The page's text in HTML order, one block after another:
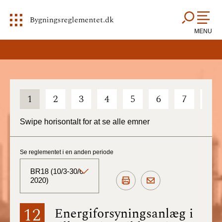
Bygningsreglementet.dk
MENU
1 2 3 4 5 6 7
Swipe horisontalt for at se alle emner
12 Energiforsyningsanlæg i
Se reglementet i en anden periode
BR18 (10/3-30/6
2020)
BR18 (Aktuelt)